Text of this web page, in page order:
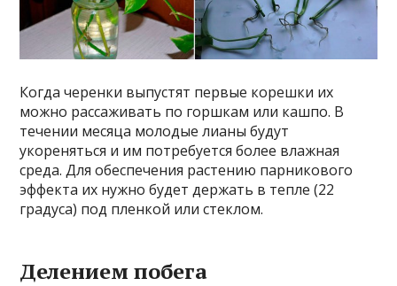
Когда черенки выпустят первые корешки их
можно рассаживать по горшкам или кашпо. В
течении месяца молодые лианы будут
укореняться и им потребуется более влажная
среда. Для обеспечения растению парникового
эффекта их нужно будет держать в тепле (22
градуса) под пленкой или стеклом.
Делением побега